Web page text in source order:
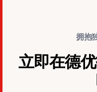
拥抱
立即在德